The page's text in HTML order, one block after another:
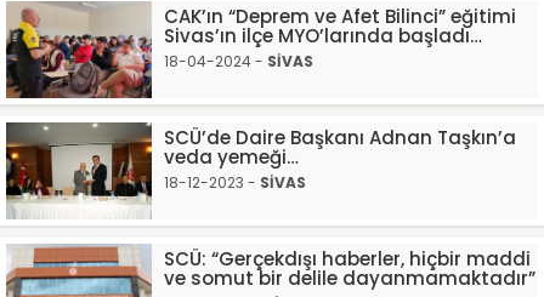
CAK’ın “Deprem ve Afet Bilinci” eğitimi
Sivas’ın ilçe MYO’larında başladı…
18-04-2024 - SİVAS
SCÜ’de Daire Başkanı Adnan Taşkın’a
veda yemeği…
18-12-2023 - SİVAS
SCÜ: “Gerçekdışı haberler, hiçbir maddi
ve somut bir delile dayanmamaktadır”